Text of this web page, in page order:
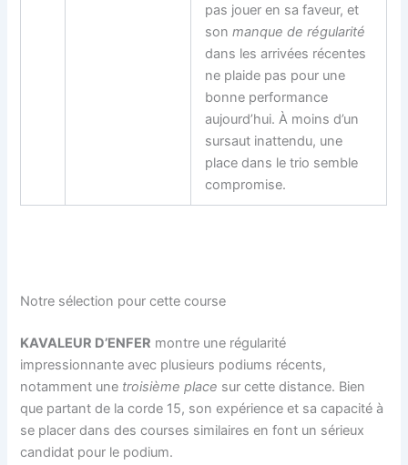
pas jouer en sa faveur, et
sonmanque de régularité
dans les arrivées récentes
ne plaide pas pour une
bonne performance
aujourd’hui. À moins d’un
sursaut inattendu, une
place dans le trio semble
compromise.
Notre sélection pour cette course
KAVALEUR D’ENFER montre une régularité
impressionnante avec plusieurs podiums récents,
notamment une troisième place sur cette distance. Bien
que partant de la corde 15, son expérience et sa capacité à
se placer dans des courses similaires en font un sérieux
candidat pour le podium.